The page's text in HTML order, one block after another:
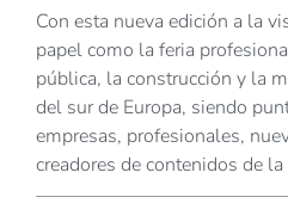
Con esta nueva edición a la
papel como la feria
pública, la construcción y la
del sur de Europa, siendo
empresas, profesionales,
creadores de contenidos de